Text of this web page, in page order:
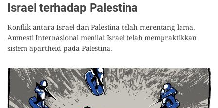
Israel terhadap Palestina
Konflik antara Israel dan Palestina telah merentang lama.
Amnesti Internasional menilai Israel telah mempraktikkan
sistem apartheid pada Palestina.